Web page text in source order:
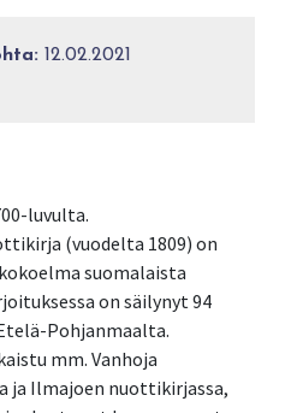
12.02.2021
luvulta.
(vuodelta 1809) on
suomalaista
on säilynyt 94
Pohjanmaalta.
mm. Vanhoja
ja Ilmajoen nuottikirjassa,